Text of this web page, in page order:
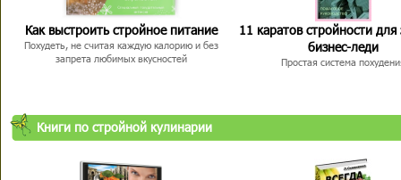
Как выстроить стройное питание
Похудеть, не считая каждую калорию и без
запрета любимых вкусностей
11 каратов стройности для
бизнес-леди
Простая система
Книги по стройной кулинарии